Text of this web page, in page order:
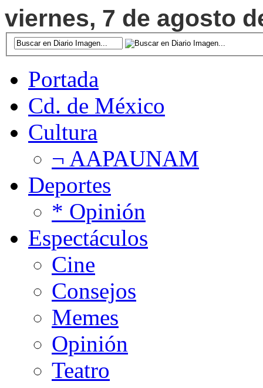
viernes, 7 de agosto
Portada
Cd. de México
Cultura
¬ AAPAUNAM
Deportes
* Opinión
Espectáculos
Cine
Consejos
Memes
Opinión
Teatro